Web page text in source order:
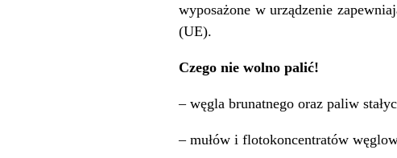
wyposażone w urządzenie
(UE).
Czego nie wolno palić!
– węgla brunatnego oraz paliw
– mułów i flotokoncentratów